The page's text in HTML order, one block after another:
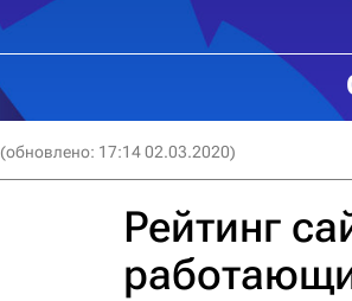
(обновлено: 17:14 02.03.2020)
Рейтинг